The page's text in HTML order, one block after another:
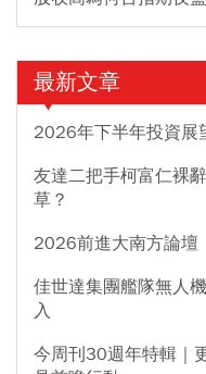
最新文章
2026年下半年投資展
友達二把手柯富仁裸
草？
2026前進大南方論壇
佳世達集團艦隊無人
入
今周刊30週年特輯｜